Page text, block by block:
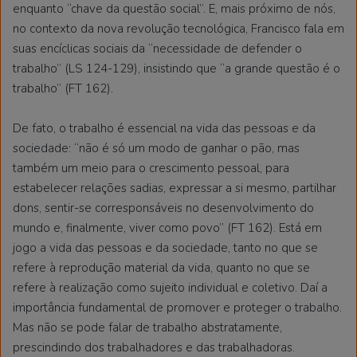
enquanto “chave da questão social”. E, mais próximo de nós,
no contexto da nova revolução tecnológica, Francisco fala em
suas encíclicas sociais da “necessidade de defender o
trabalho” (LS 124-129), insistindo que “a grande questão é o
trabalho” (FT 162).
De fato, o trabalho é essencial na vida das pessoas e da
sociedade: “não é só um modo de ganhar o pão, mas
também um meio para o crescimento pessoal, para
estabelecer relações sadias, expressar a si mesmo, partilhar
dons, sentir-se corresponsáveis no desenvolvimento do
mundo e, finalmente, viver como povo” (FT 162). Está em
jogo a vida das pessoas e da sociedade, tanto no que se
refere à reprodução material da vida, quanto no que se
refere à realização como sujeito individual e coletivo. Daí a
importância fundamental de promover e proteger o trabalho.
Mas não se pode falar de trabalho abstratamente,
prescindindo dos trabalhadores e das trabalhadoras.